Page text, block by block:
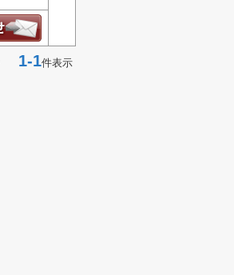
1-1件表示